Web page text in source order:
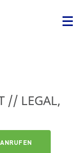
// LEGAL,